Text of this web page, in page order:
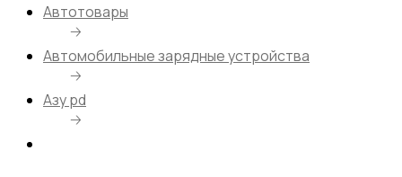
Автотовары
🡢
Автомобильные зарядные устройства
🡢
Азу pd
🡢